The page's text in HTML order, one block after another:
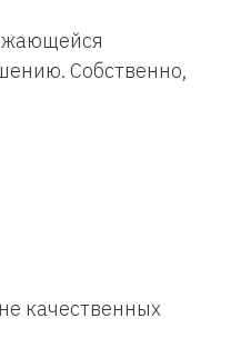
Собственно,
качественных